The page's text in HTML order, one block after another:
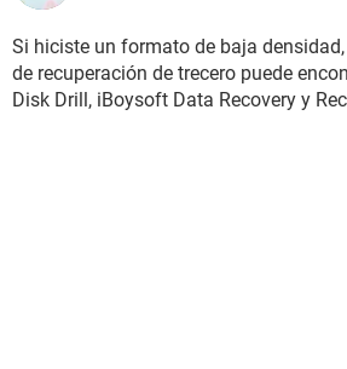
Si hiciste un formato de baja
de recuperación de trecero puede
Disk Drill, iBoysoft Data Recovery y